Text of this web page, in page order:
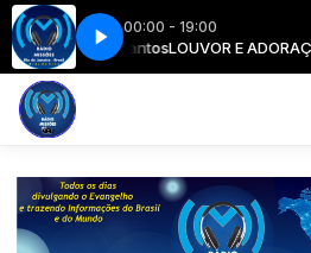
00:00 - 19:00
com Gelson SantosLOUVOR E
COM A PALAVRA DE DEUSEBAR 3 -